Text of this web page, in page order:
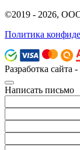
©2019 - 2026,
Политика
Разработка сайта -
Написать письмо